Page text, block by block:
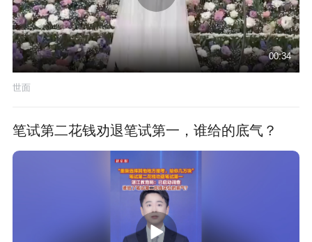
00:34
世面
笔试第二花钱劝退笔试第一，谁给的底气？